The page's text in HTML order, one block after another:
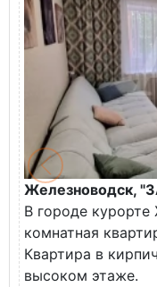
Железноводск,
В городе
комнатная
Квартира в
высоком этаже.